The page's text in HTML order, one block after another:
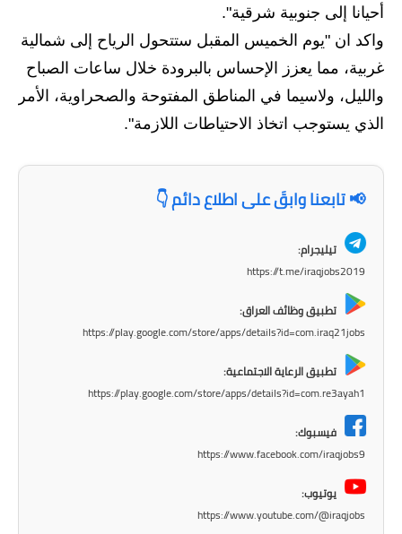
المرحلة الابتدائية
المرحلة المتوسطة
ملازم دراسية
المرحلة الابتدائية
أحيانا إلى جنوبية شرقية".
واكد ان "يوم الخميس المقبل ستتحول الرياح إلى شمالية
غربية، مما يعزز الإحساس بالبرودة خلال ساعات الصباح
والليل، ولاسيما في المناطق المفتوحة والصحراوية، الأمر
الذي يستوجب اتخاذ الاحتياطات اللازمة".
📢 تابعنا وابقَ على اطلاع دائم 👇
تيليجرام:
https://t.me/iraqjobs2019
تطبيق وظائف العراق:
https://play.google.com/store/apps/details?id=com.iraq21jobs
تطبيق الرعاية الاجتماعية:
https://play.google.com/store/apps/details?id=com.re3ayah1
فيسبوك:
https://www.facebook.com/iraqjobs9
يوتيوب:
https://www.youtube.com/@iraqjobs